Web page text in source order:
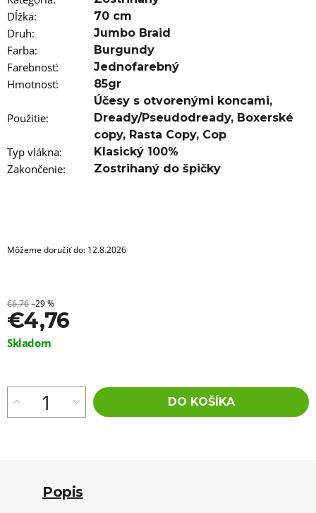
Dĺžka: 70 cm
Druh: Jumbo Braid
Farba: Burgundy
Farebnosť: Jednofarebný
Hmotnosť: 85gr
Použitie:
Účesy s otvorenými koncami,
Dready/Pseudodready, Boxerské
copy, Rasta Copy, Cop
Typ vlákna: Klasický 100%
Zakončenie: Zostrihaný do špičky
Môžeme doručiť do: 12.8.2026
€6,76–29 %
€4,76
Jednotková
Skladom
DO KOŠÍKA
Popis
m
100%
EZ
KANEKALON
€4,36
€6